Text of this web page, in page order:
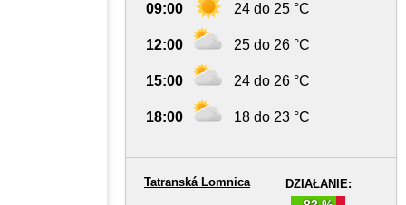
09:00 24 do 25 °C
12:00 25 do 26 °C
15:00 24 do 26 °C
18:00 18 do 23 °C
DZIAŁANIE:
Tatranská Lomnica